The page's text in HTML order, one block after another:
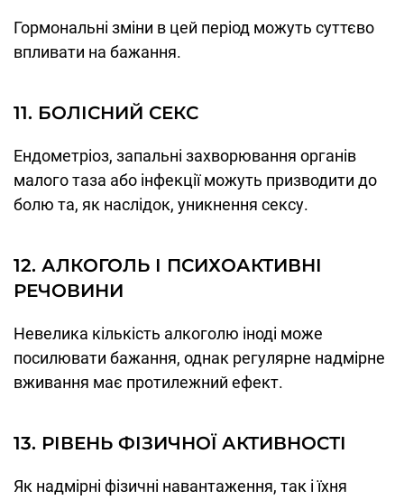
Гормональні зміни в цей період можуть суттєво
впливати на бажання.
11. БОЛІСНИЙ СЕКС
Ендометріоз, запальні захворювання органів
малого таза або інфекції можуть призводити до
болю та, як наслідок, уникнення сексу.
12. АЛКОГОЛЬ І ПСИХОАКТИВНІ
РЕЧОВИНИ
Невелика кількість алкоголю іноді може
посилювати бажання, однак регулярне надмірне
вживання має протилежний ефект.
13. РІВЕНЬ ФІЗИЧНОЇ АКТИВНОСТІ
Як надмірні фізичні навантаження, так і їхня